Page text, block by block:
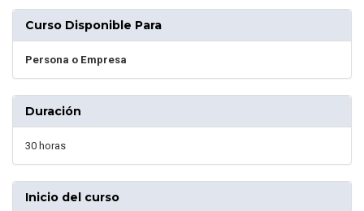
Curso Disponible Para
Persona o Empresa
Duración
30 horas
Inicio del curso